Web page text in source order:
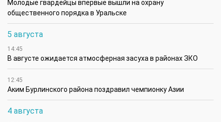
Молодые гвардейцы впервые вышли на охрану
общественного порядка в Уральске
5 августа
14:45
В августе ожидается атмосферная засуха в районах ЗКО
12:45
Аким Бурлинского района поздравил чемпионку Азии
4 августа